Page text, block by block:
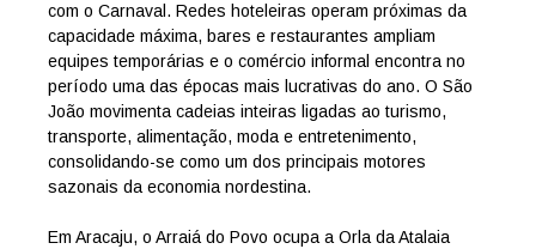
com o Carnaval. Redes hoteleiras operam próximas da
capacidade máxima, bares e restaurantes ampliam
equipes temporárias e o comércio informal encontra no
período uma das épocas mais lucrativas do ano. O São
João movimenta cadeias inteiras ligadas ao turismo,
transporte, alimentação, moda e entretenimento,
consolidando-se como um dos principais motores
sazonais da economia nordestina.
Em Aracaju, o Arraiá do Povo ocupa a Orla da Atalaia